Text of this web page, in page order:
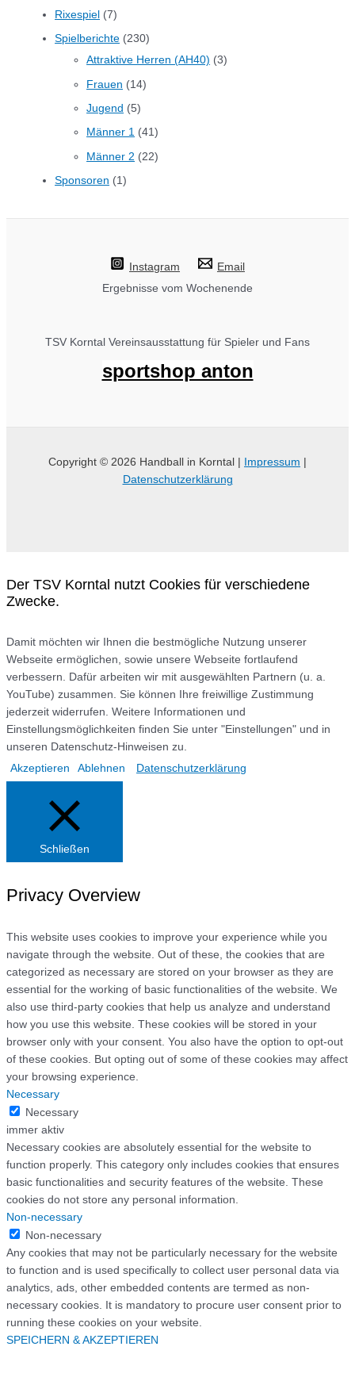
Rixespiel (7)
Spielberichte (230)
Attraktive Herren (AH40) (3)
Frauen (14)
Jugend (5)
Männer 1 (41)
Männer 2 (22)
Sponsoren (1)
Instagram
Email
Ergebnisse vom Wochenende
TSV Korntal Vereinsausstattung für Spieler und Fans
sportshop anton
Copyright © 2026 Handball in Korntal | Impressum
Datenschutzerklärung
Der TSV Korntal nutzt Cookies für verschiedene
Zwecke.
Damit möchten wir Ihnen die bestmögliche Nutzung unserer
Webseite ermöglichen, sowie unsere Webseite fortlaufend
verbessern. Dafür arbeiten wir mit ausgewählten Partnern (u. a.
YouTube) zusammen. Sie können Ihre freiwillige Zustimmung
jederzeit widerrufen. Weitere Informationen und
Einstellungsmöglichkeiten finden Sie unter "Einstellungen" und in
unseren Datenschutz-Hinweisen zu.
Akzeptieren
Ablehnen Datenschutzerklärung
Schließen
Privacy Overview
This website uses cookies to improve your experience while you
navigate through the website. Out of these, the cookies that are
categorized as necessary are stored on your browser as they are
essential for the working of basic functionalities of the website. We
also use third-party cookies that help us analyze and understand
how you use this website. These cookies will be stored in your
browser only with your consent. You also have the option to opt-out
of these cookies. But opting out of some of these cookies may affect
your browsing experience.
Necessary
Necessary
immer aktiv
Necessary cookies are absolutely essential for the website to
function properly. This category only includes cookies that ensures
basic functionalities and security features of the website. These
cookies do not store any personal information.
Non-necessary
Non-necessary
Any cookies that may not be particularly necessary for the website
to function and is used specifically to collect user personal data via
analytics, ads, other embedded contents are termed as non-
necessary cookies. It is mandatory to procure user consent prior to
running these cookies on your website.
SPEICHERN & AKZEPTIEREN